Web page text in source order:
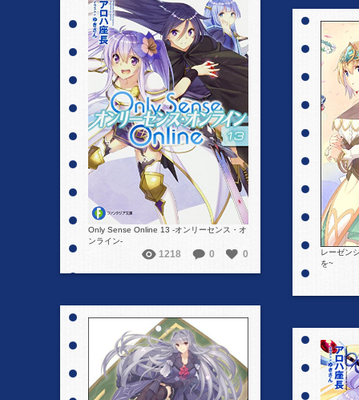
詳細を見る
Only Sense Online 13 ‐オンリーセンス・オ
ンライン‐
1218 0 0
レーゼン
を~
詳細を見る